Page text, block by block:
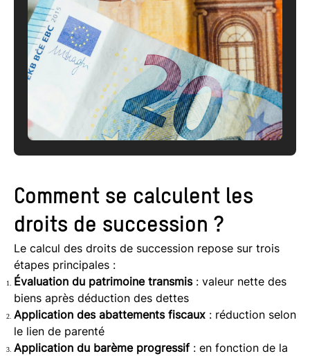
Comment se calculent les
droits de succession ?
Le calcul des droits de succession repose sur trois
étapes principales :
Évaluation du patrimoine transmis: valeur nette des
biens après déduction des dettes
Application des abattements fiscaux : réduction selon
le lien de parenté
Application du barème progressif: en fonction de la